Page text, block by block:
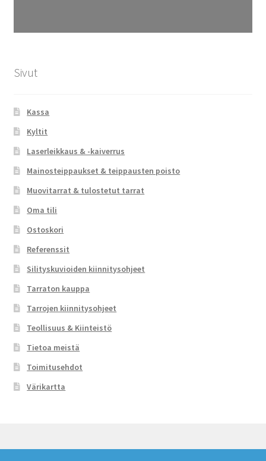
Sivut
Kassa
Kyltit
Laserleikkaus & -kaiverrus
Mainosteippaukset & teippausten poisto
Muovitarrat & tulostetut tarrat
Oma tili
Ostoskori
Referenssit
Silityskuvioiden kiinnitysohjeet
Tarraton kauppa
Tarrojen kiinnitysohjeet
Teollisuus & Kiinteistö
Tietoa meistä
Toimitusehdot
Värikartta